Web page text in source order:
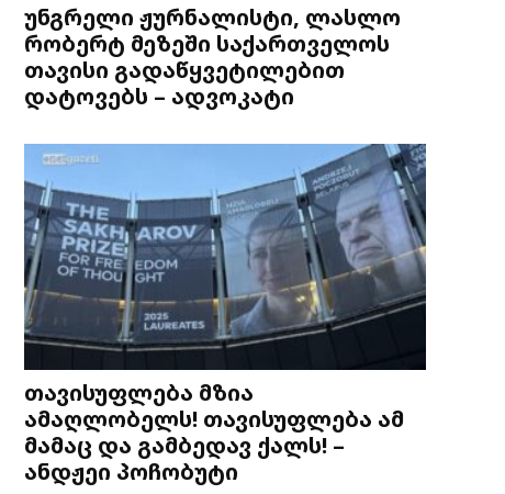
უნგრელი ჟურნალისტი, ლასლო
რობერტ მეზეში საქართველოს
თავისი გადაწყვეტილებით
დატოვებს – ადვოკატი
თავისუფლება მზია
ამაღლობელს! თავისუფლება ამ
მამაც და გამბედავ ქალს! –
ანდჟეი პოჩობუტი